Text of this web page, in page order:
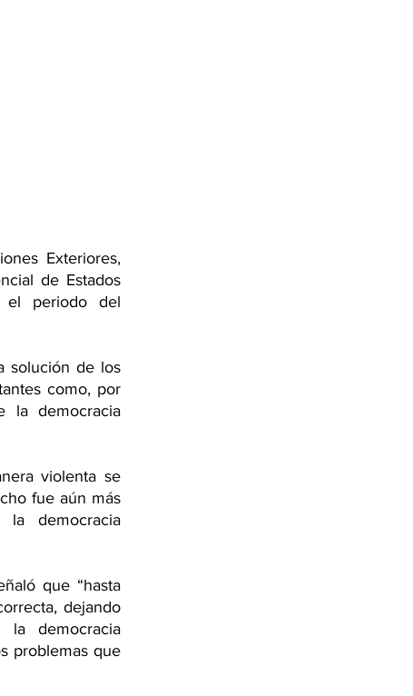
Exteriores,
de Estados
el periodo del
solución de los
como, por
la democracia
violenta se
fue aún más
democracia
que “hasta
dejando
democracia
problemas que